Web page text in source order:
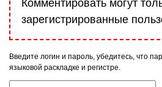
Комментировать могут
зарегистрированные
Введите логин и пароль, убедитесь, что
языковой раскладке и регистре.